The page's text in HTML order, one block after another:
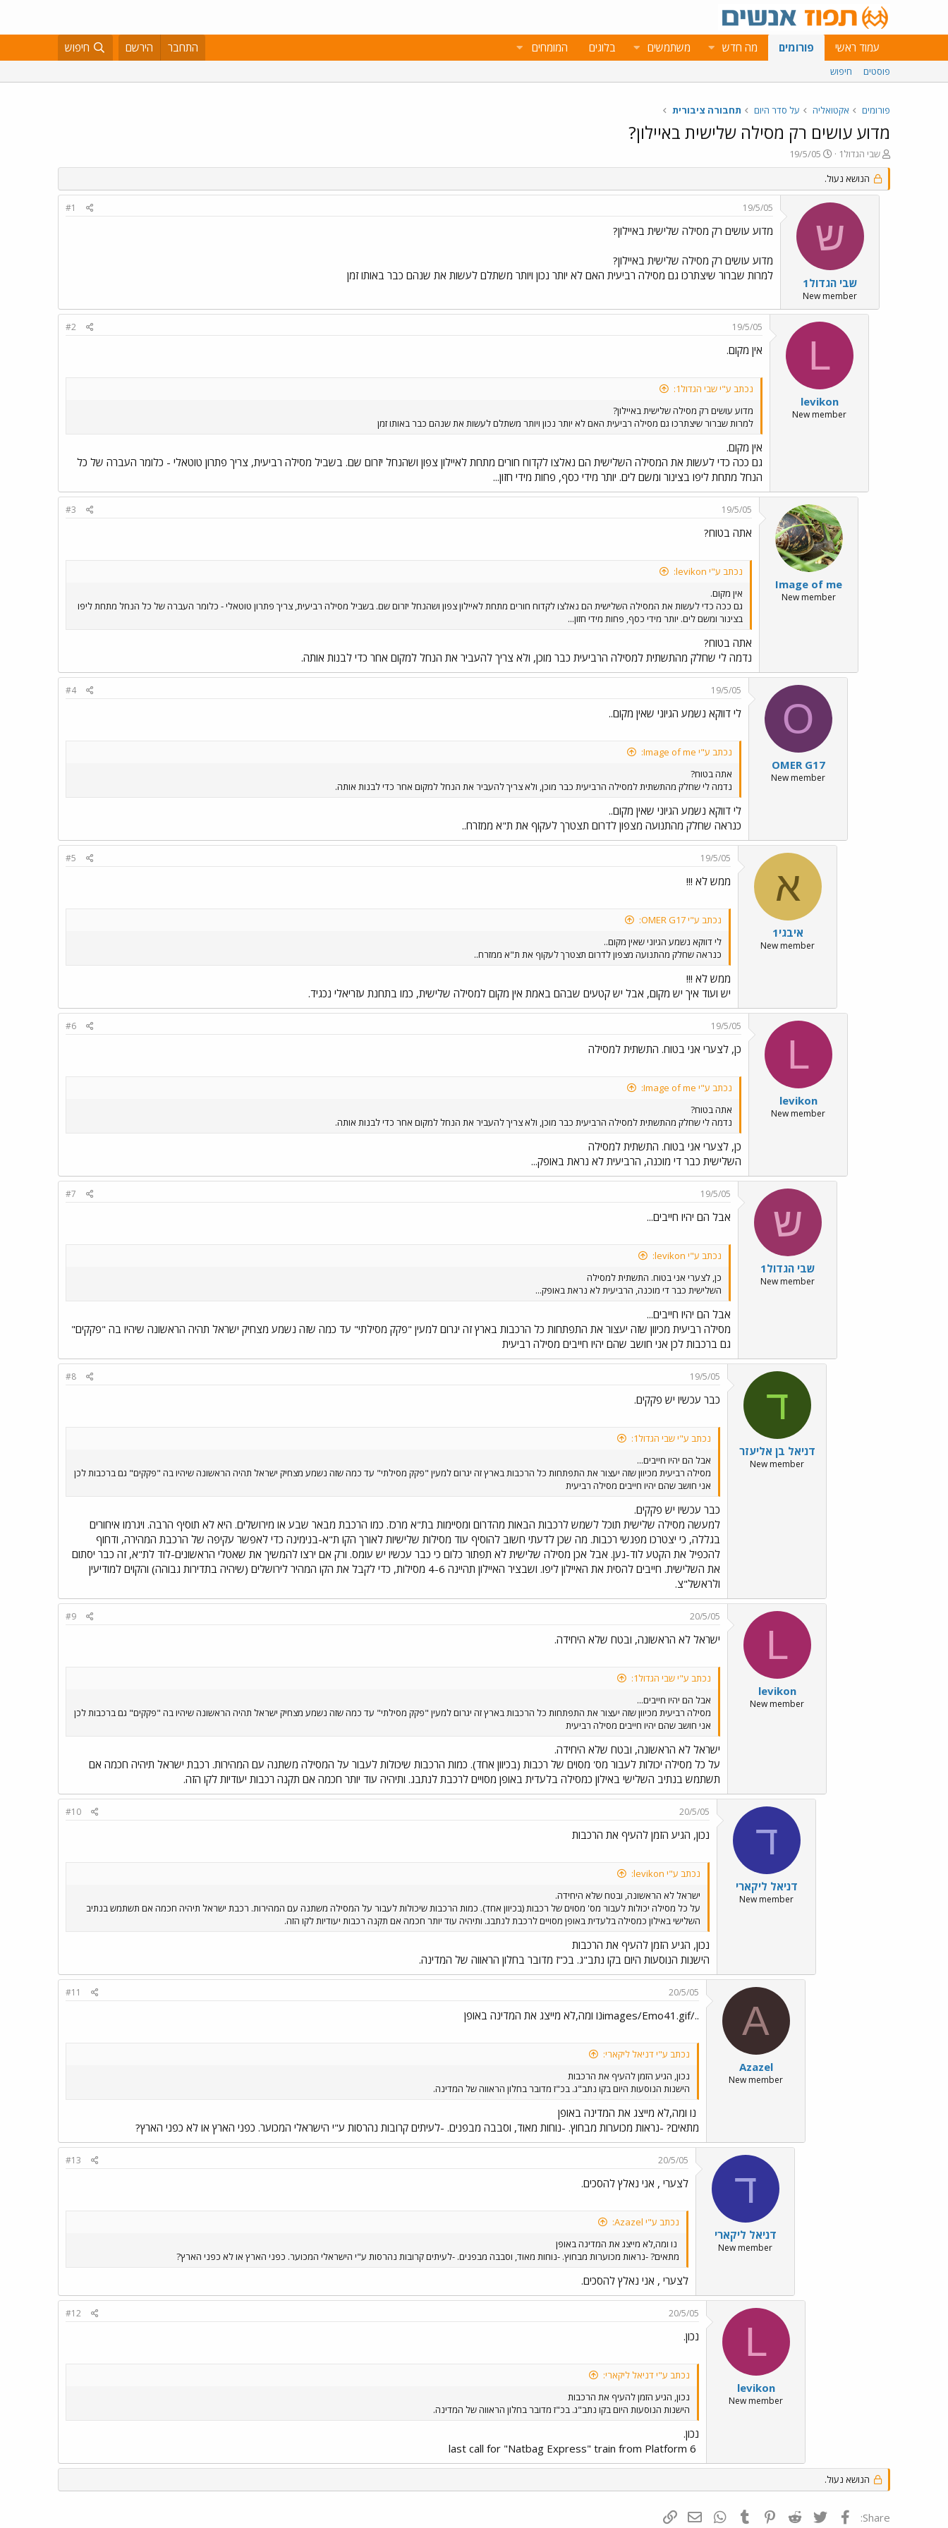
עמוד ראשי פורומים מה חדש משתמשים בלוגים המומחים התחבר הירשם חיפוש
פוסטים חיפוש
פורומים אקטואליה על סדר היום תחבורה ציבורית
מדוע עושים רק מסילה שלישית באיילון?
פ
ו
ת
ח
שבי הגדול1
פ
ו
ס
ם
ת
א
ר
י
ך
19/5/05
הנושא נעול.
ש
שבי הגדול1
New member
19/5/05
#1
מדוע עושים רק מסילה שלישית באיילון?
מדוע עושים רק מסילה שלישית באיילון?
למרות שברור שיצתרכו גם מסילה רביעית האם לא יותר נכון ויותר משתלם לעשות את שנהם כבר באותו זמן
L
levikon
New member
19/5/05
#2
אין מקום.
נכתב ע"י שבי הגדול1:
מדוע עושים רק מסילה שלישית באיילון?
למרות שברור שיצתרכו גם מסילה רביעית האם לא יותר נכון ויותר משתלם לעשות את שנהם כבר באותו זמן
אין מקום.
גם ככה כדי לעשות את המסילה השלישית הם נאלצו לקדוח חורים מתחת לאיילון צפון ושהנחל יזרום שם. בשביל מסילה רביעית, צריך פתרון טוטאלי - כלומר העברה של כל
הנחל מתחת ליפו בצינור ומשם לים. יותר מידי כסף, פחות מידי חזון...
Image of me
New member
19/5/05
#3
אתה בטוח?
נכתב ע"י levikon:
אין מקום.
גם ככה כדי לעשות את המסילה השלישית הם נאלצו לקדוח חורים מתחת לאיילון צפון ושהנחל יזרום שם. בשביל מסילה רביעית, צריך פתרון טוטאלי - כלומר העברה של כל הנחל מתחת ליפו
בצינור ומשם לים. יותר מידי כסף, פחות מידי חזון...
אתה בטוח?
נדמה לי שחלק מהתשתית למסילה הרביעית כבר מוכן, ולא צריך להעביר את הנחל למקום אחר כדי לבנות אותה.
O
OMER G17
New member
19/5/05
#4
לי דווקא נשמע הגיוני שאין מקום..
נכתב ע"י Image of me:
אתה בטוח?
נדמה לי שחלק מהתשתית למסילה הרביעית כבר מוכן, ולא צריך להעביר את הנחל למקום אחר כדי לבנות אותה.
לי דווקא נשמע הגיוני שאין מקום..
כנראה שחלק מהתנועה מצפון לדרום תצטרך לעקוף את ת"א ממזרח..
א
איבגי1
New member
19/5/05
#5
ממש לא !!!
נכתב ע"י OMER G17:
לי דווקא נשמע הגיוני שאין מקום..
כנראה שחלק מהתנועה מצפון לדרום תצטרך לעקוף את ת"א ממזרח..
ממש לא !!!
יש ועוד איך יש מקום, אבל יש קטעים שבהם באמת אין מקום למסילה שלישית, כמו בתחנת עזריאלי נכגיד.
L
levikon
New member
19/5/05
#6
כן, לצערי אני בטוח. התשתית למסילה
נכתב ע"י Image of me:
אתה בטוח?
נדמה לי שחלק מהתשתית למסילה הרביעית כבר מוכן, ולא צריך להעביר את הנחל למקום אחר כדי לבנות אותה.
כן, לצערי אני בטוח. התשתית למסילה
השלישית כבר די מוכנה, הרביעית לא נראת באופק...
ש
שבי הגדול1
New member
19/5/05
#7
אבל הם יהיו חייבים...
נכתב ע"י levikon:
כן, לצערי אני בטוח. התשתית למסילה
השלישית כבר די מוכנה, הרביעית לא נראת באופק...
אבל הם יהיו חייבים...
מסילה רביעית מכיוון שזה יעצור את התפתחות כל הרכבות בארץ זה יגרום למעין "פקק מסילתי" עד כמה שזה נשמע מצחיק ישראל תהיה הראשונה שיהיו בה "פקקים"
גם ברכבות לכן אני חושב שהם יהיו חייבים מסילה רביעית
ד
דניאל בן אליעזר
New member
19/5/05
#8
כבר עכשיו יש פקקים.
נכתב ע"י שבי הגדול1:
אבל הם יהיו חייבים...
מסילה רביעית מכיוון שזה יעצור את התפתחות כל הרכבות בארץ זה יגרום למעין "פקק מסילתי" עד כמה שזה נשמע מצחיק ישראל תהיה הראשונה שיהיו בה "פקקים" גם ברכבות לכן
אני חושב שהם יהיו חייבים מסילה רביעית
כבר עכשיו יש פקקים.
למעשה מסילה שלישית תוכל לשמש לרכבות הבאות מהדרום ומסיימות בת"א מרכז. כמו הרכבת מבאר שבע או מירושלים. היא לא תוסיף הרבה. ויגרמו איחורים
בגללה, כי יצטרכו מפגשי רכבות. מה שכן לדעתי חשוב להוסיף עוד מסילות שלישיות לאורך הקו ת"א-בנימינה כדי לאפשר עקיפה של הרכבת המהירה, ודחוף
להכפיל את הקטע לוד-נען. אבל אכן מסילה שלישית לא תפתור כלום כי כבר עכשיו יש עומס. ורק אם ירצו להמשיך את שאטלי הראשונים-לוד לת"א, זה כבר יסתום
את השלישית. חייבים להסית את האיילון ליפו. ושבציר האיילון תהיינה 4-6 מסילות, כדי לקבל את הקו המהיר לירושלים (שיהיה בתדירות גבוהה) והקוים למודיעין
ולראשל"צ.
L
levikon
New member
20/5/05
#9
ישראל לא הראשונה, ובטח שלא היחידה.
נכתב ע"י שבי הגדול1:
אבל הם יהיו חייבים...
מסילה רביעית מכיוון שזה יעצור את התפתחות כל הרכבות בארץ זה יגרום למעין "פקק מסילתי" עד כמה שזה נשמע מצחיק ישראל תהיה הראשונה שיהיו בה "פקקים" גם ברכבות לכן
אני חושב שהם יהיו חייבים מסילה רביעית
ישראל לא הראשונה, ובטח שלא היחידה.
על כל מסילה יכולות לעבור מס' מסוים של רכבות (בכיוון אחד). כמות הרכבות שיכולות לעבור על המסילה משתנה עם המהירות. רכבת ישראל תיהיה חכמה אם
תשתמש בנתיב השלישי באילון כמסילה בלעדית באופן מסויים לרכבת לנתבג. ותיהיה עוד יותר חכמה אם תקנה רכבות יעודיות לקו הזה.
ד
דניאל ליקארי
New member
20/5/05
#10
נכון, הגיע הזמן להעיף את הרכבות
נכתב ע"י levikon:
ישראל לא הראשונה, ובטח שלא היחידה.
על כל מסילה יכולות לעבור מס' מסוים של רכבות (בכיוון אחד). כמות הרכבות שיכולות לעבור על המסילה משתנה עם המהירות. רכבת ישראל תיהיה חכמה אם תשתמש בנתיב
השלישי באילון כמסילה בלעדית באופן מסויים לרכבת לנתבג. ותיהיה עוד יותר חכמה אם תקנה רכבות יעודיות לקו הזה.
נכון, הגיע הזמן להעיף את הרכבות
הישנות הנוסעות היום בקו נתב"ג. בכ"ז מדובר בחלון הראווה של המדינה.
A
Azazel
New member
20/5/05
#11
../images/Emo41.gifנו ומה,לא מייצג את המדינה באופן
נכתב ע"י דניאל ליקארי:
נכון, הגיע הזמן להעיף את הרכבות
הישנות הנוסעות היום בקו נתב"ג. בכ"ז מדובר בחלון הראווה של המדינה.
נו ומה,לא מייצג את המדינה באופן
מתאים? -נראות מכוערות מבחוץ. -נוחות מאוד, וסבבה מבפנים. -לעיתים קרובות נהרסות ע"י הישראלי המכוער. כפני הארץ או לא כפני הארץ?
ד
דניאל ליקארי
New member
20/5/05
#13
לצערי , אני נאלץ להסכים.
נכתב ע"י Azazel:
נו ומה,לא מייצג את המדינה באופן
מתאים? -נראות מכוערות מבחוץ. -נוחות מאוד, וסבבה מבפנים. -לעיתים קרובות נהרסות ע"י הישראלי המכוער. כפני הארץ או לא כפני הארץ?
לצערי , אני נאלץ להסכים.
L
levikon
New member
20/5/05
#12
נכון.
נכתב ע"י דניאל ליקארי:
נכון, הגיע הזמן להעיף את הרכבות
הישנות הנוסעות היום בקו נתב"ג. בכ"ז מדובר בחלון הראווה של המדינה.
נכון.
הנושא נעול.
Share: פייסבוק Twitter
Reddit
Pinterest
Tumblr
WhatsAppדואר אלקטרוני